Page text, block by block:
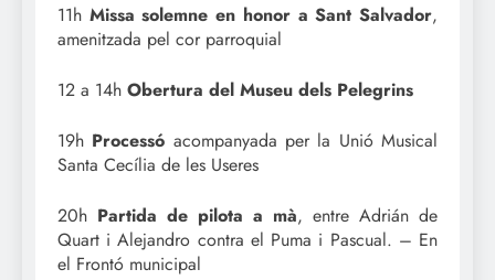
11h Missa solemne en honor a Sant Salvador,
amenitzada pel cor parroquial
12 a 14h Obertura del Museu dels Pelegrins
19h Processó acompanyada per la Unió Musical
Santa Cecília de les Useres
20h Partida de pilota a mà, entre Adrián de
Quart i Alejandro contra el Puma i Pascual. – En
el Frontó municipal